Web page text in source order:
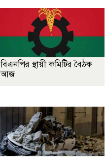
বিএনপির স্থায়ী কমিটির বৈঠক
আজ